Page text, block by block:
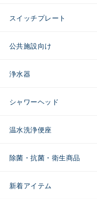
スイッチプレート
公共施設向け
浄水器
シャワーヘッド
温水洗浄便座
除菌・抗菌・衛生商品
新着アイテム